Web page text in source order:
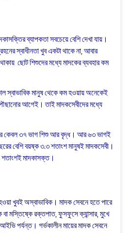
ব্যাপকতা সবচেয়ে বেশি দেখা যায়।
স্বাধীনতা খুব একটা থাকে না, আবার
থাকায় ছোট শিশুদের মধ্যে মাদকের ব্যবহার কম
স্বাভাবিক মানুষ থেকে কম হওয়ায় অনেকেই
আগেই। তাই মাদকসেবীদের মধ্যে
কেবল ৩৭ ভাগ শিশু আর বৃদ্ধ। আর ৬৩ ভাগই
বেশি বয়ষ্ক ৩.৩ শতাংশ মানুষই মাদকসেবী।
শতাংশই মাদকাসক্ত।
হওয়া খুবই অস্বাভাবিক। মাদক সেবনে হতে পারে
বা মস্তিষ্কে রক্তপাত, ফুসফুসে ক্যান্সার, মুখে
পর্যন্ত। গর্ভকালীন মায়ের মাদক সেবনে